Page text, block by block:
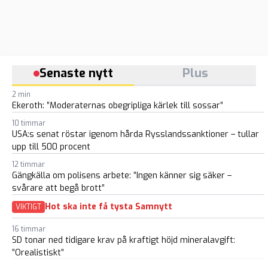
Senaste nytt Plus
2 min
Ekeroth: ”Moderaternas obegripliga kärlek till sossar”
10 timmar
USA:s senat röstar igenom hårda Rysslandssanktioner – tullar
upp till 500 procent
12 timmar
Gängkälla om polisens arbete: ”Ingen känner sig säker –
svårare att begå brott”
VIKTIGT Hot ska inte få tysta Samnytt
16 timmar
SD tonar ned tidigare krav på kraftigt höjd mineralavgift:
”Orealistiskt”